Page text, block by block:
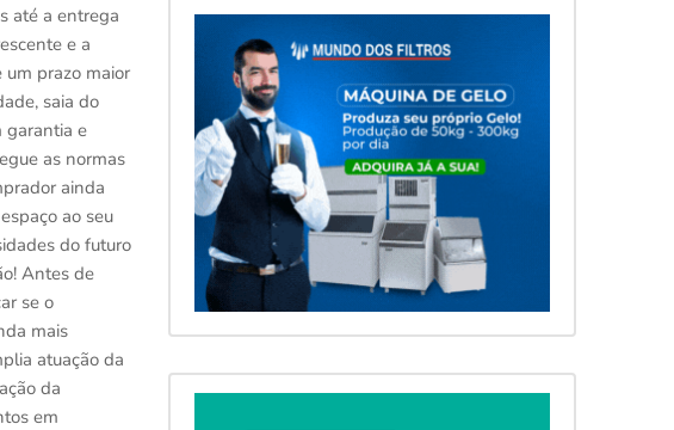
até a entrega
e a
prazo maior
saia do
garantia e
as normas
ainda
ao seu
do futuro
Antes de
se o
mais
atuação da
da
em